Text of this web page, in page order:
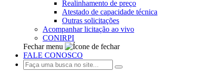
Realinhamento de preço
Atestado de capacidade técnica
Outras solicitações
Acompanhar licitação ao vivo
CONIRPI
Fechar menu
FALE CONOSCO